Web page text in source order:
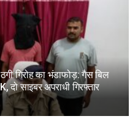
गिरोह का भंडाफोड़: गैस बिल
साइबर अपराधी गिरफ्तार